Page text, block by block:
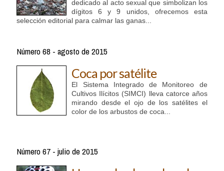
dedicado al acto sexual que simbolizan los
dígitos 6 y 9 unidos, ofrecemos esta
selección editorial para calmar las ganas...
Número 68 - agosto de 2015
Coca por satélite
El Sistema Integrado de Monitoreo de
Cultivos Ilícitos (SIMCI) lleva catorce años
mirando desde el ojo de los satélites el
color de los arbustos de coca...
Número 67 - julio de 2015